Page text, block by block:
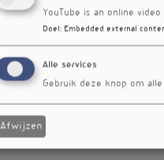
YouTube is an online
Doel : Embedded external
Alle services
Gebruik deze knop om
Afwijzen